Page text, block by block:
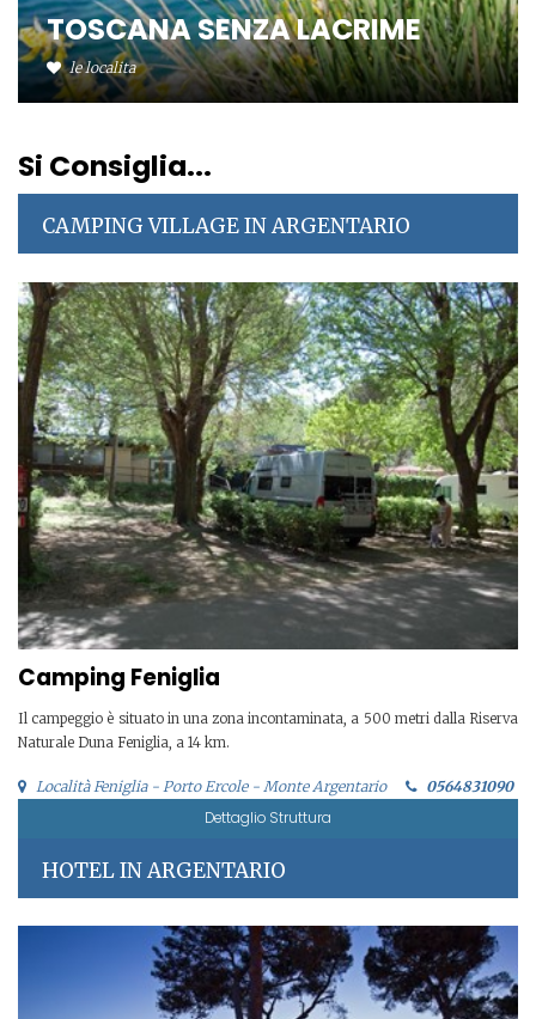
TOSCANA SENZA LACRIME
le localita
Si Consiglia...
CAMPING VILLAGE IN ARGENTARIO
Camping Feniglia
Il campeggio è situato in una zona incontaminata, a 500 metri dalla Riserva
Naturale Duna Feniglia, a 14 km.
Località Feniglia - Porto Ercole - Monte Argentario 0564831090
Dettaglio Struttura
HOTEL IN ARGENTARIO